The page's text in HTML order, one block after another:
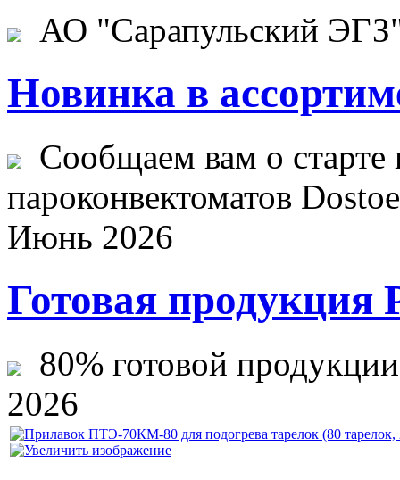
АО "Сарапульский
Новинка в
Сообщаем вам о старте
пароконвектоматов
Июнь 2026
Готовая продукция
80% готовой
2026